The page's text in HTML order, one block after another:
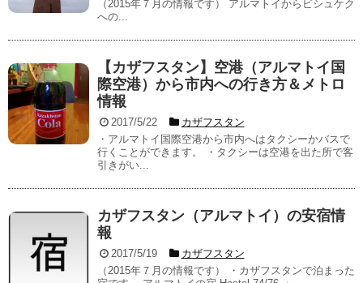
（2015年７月の情報です） アルマトイからビシュケク
への...
【カザフスタン】空港（アルマトイ国
際空港）から市内への行き方＆メトロ
情報
2017/5/22
カザフスタン
・アルマトイ国際空港から市内へはタクシーかバスで
行くことができます。 ・タクシーは空港を出た所で客
引きがい...
カザフスタン（アルマトイ）の安宿情
報
2017/5/19
カザフスタン
（2015年７月の情報です） ・カザフスタンで泊まった